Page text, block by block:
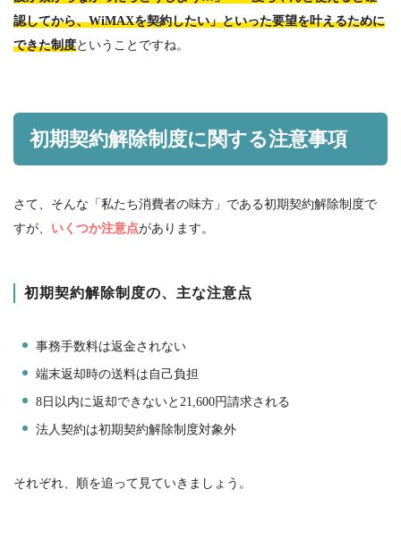
認してから、WiMAXを契約したい」といった要望を叶えるために
できた制度ということですね。
初期契約解除制度に関する注意事項
さて、そんな「私たち消費者の味方」である初期契約解除制度で
すが、 いくつか注意点があります。
初期契約解除制度の、主な注意点
事務手数料は返金されない
端末返却時の送料は自己負担
8日以内に返却できないと21,600円請求される
法人契約は初期契約解除制度対象外
それぞれ、順を追って見ていきましょう。